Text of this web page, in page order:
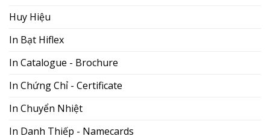
Huy Hiệu
In Bạt Hiflex
In Catalogue - Brochure
In Chứng Chỉ - Certificate
In Chuyển Nhiệt
In Danh Thiếp - Namecards